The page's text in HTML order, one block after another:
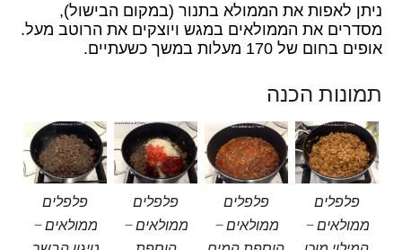
ניתן לאפות את הממולא בתנור (במקום הבישול),
מסדרים את הממולאים במגש ויוצקים את הרוטב מעל.
אופים בחום של 170 מעלות במשך כשעתיים.
תמונות הכנה
פלפלים
ממולאים –
פלפלים
ממולאים –
פלפלים
ממולאים –
פלפלים
ממולאים –